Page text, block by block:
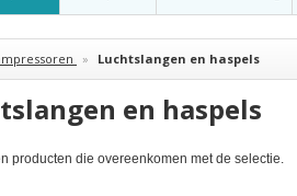
» Luchtslangen en haspels
en haspels
producten die overeenkomen met de selectie.